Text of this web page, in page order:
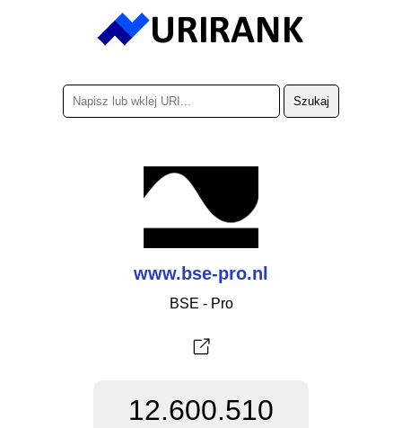
www.bse-pro.nl
BSE - Pro
12.600.510